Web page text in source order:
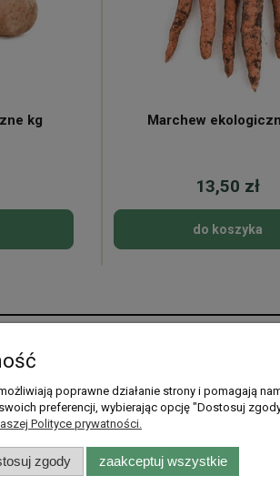
kg Marchew
13,50 zł
do koszyka
Twoje zamówienia
Ustawienia konta
Przechowalnia
poprawne działanie strony i pomagają
preferencji, wybierając opcję "Dostosuj
Polityce prywatności.
zgody zaakceptuj wszystkie